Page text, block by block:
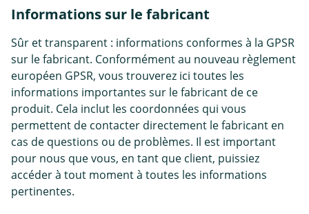
Informations sur le fabricant
Sûr et transparent : informations conformes à la GPSR
sur le fabricant. Conformément au nouveau règlement
européen GPSR, vous trouverez ici toutes les
informations importantes sur le fabricant de ce
produit. Cela inclut les coordonnées qui vous
permettent de contacter directement le fabricant en
cas de questions ou de problèmes. Il est important
pour nous que vous, en tant que client, puissiez
accéder à tout moment à toutes les informations
pertinentes.